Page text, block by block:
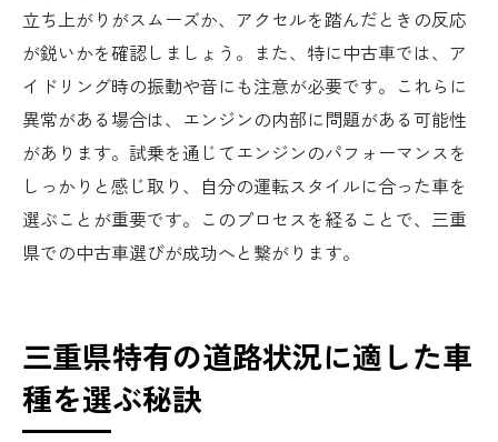
立ち上がりがスムーズか、アクセルを踏んだときの反応
が鋭いかを確認しましょう。また、特に中古車では、ア
イドリング時の振動や音にも注意が必要です。これらに
異常がある場合は、エンジンの内部に問題がある可能性
があります。試乗を通じてエンジンのパフォーマンスを
しっかりと感じ取り、自分の運転スタイルに合った車を
選ぶことが重要です。このプロセスを経ることで、三重
県での中古車選びが成功へと繋がります。
三重県特有の道路状況に適した車
種を選ぶ秘訣